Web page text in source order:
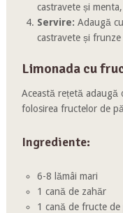
castravete și
Servire: Adaugă
castravete și
Limonada cu
Această rețetă adaugă
folosirea fructelor de
Ingrediente:
6-8 lămâi mari
1 cană de zahăr
1 cană de fructe